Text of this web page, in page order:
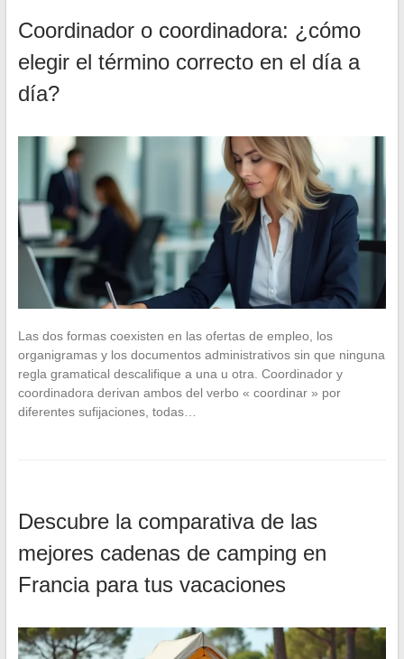
Coordinador o coordinadora: ¿cómo
elegir el término correcto en el día a
día?
Las dos formas coexisten en las ofertas de empleo, los
organigramas y los documentos administrativos sin que ninguna
regla gramatical descalifique a una u otra. Coordinador y
coordinadora derivan ambos del verbo « coordinar » por
diferentes sufijaciones, todas…
Descubre la comparativa de las
mejores cadenas de camping en
Francia para tus vacaciones